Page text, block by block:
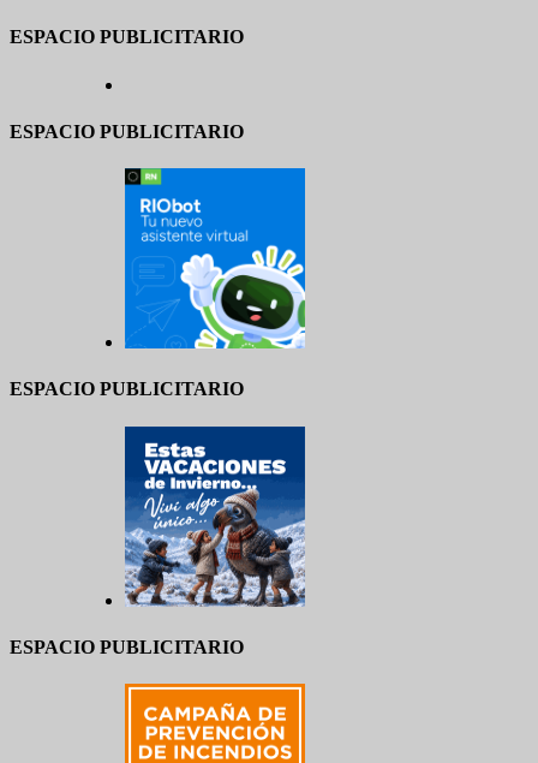
ESPACIO PUBLICITARIO
ESPACIO PUBLICITARIO
ESPACIO PUBLICITARIO
ESPACIO PUBLICITARIO